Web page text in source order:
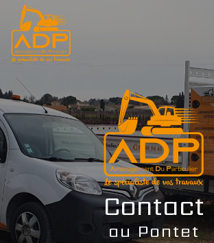
Contact
au Pontet
Panneau de gestion des cookies